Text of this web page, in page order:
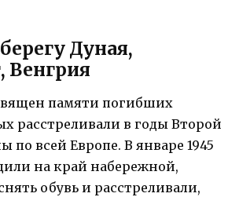
Дуная,
Венгрия
памяти погибших
расстреливали в годы Второй
по всей Европе. В январе 1945
на край набережной,
обувь и расстреливали,